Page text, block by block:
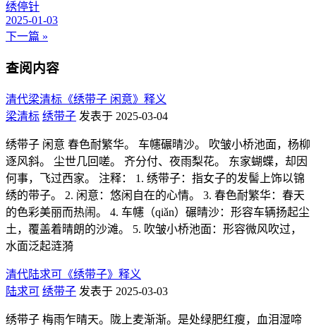
绣停针
2025-01-03
下一篇 »
查阅内容
清代梁清标《绣带子 闲意》释义
梁清标 绣带子 发表于 2025-03-04
绣带子 闲意 春色耐繁华。 车幰碾晴沙。 吹皱小桥池面，杨柳
逐风斜。 尘世几回嗟。 齐分付、夜雨梨花。 东家蝴蝶，却因
何事，飞过西家。 注释： 1. 绣带子：指女子的发髻上饰以锦
绣的带子。 2. 闲意：悠闲自在的心情。 3. 春色耐繁华：春天
的色彩美丽而热闹。 4. 车幰（qiǎn）碾晴沙：形容车辆扬起尘
土，覆盖着晴朗的沙滩。 5. 吹皱小桥池面：形容微风吹过，
水面泛起涟漪
清代陆求可《绣带子》释义
陆求可 绣带子 发表于 2025-03-03
绣带子 梅雨乍晴天。陇上麦渐渐。是处绿肥红瘦，血泪湿啼